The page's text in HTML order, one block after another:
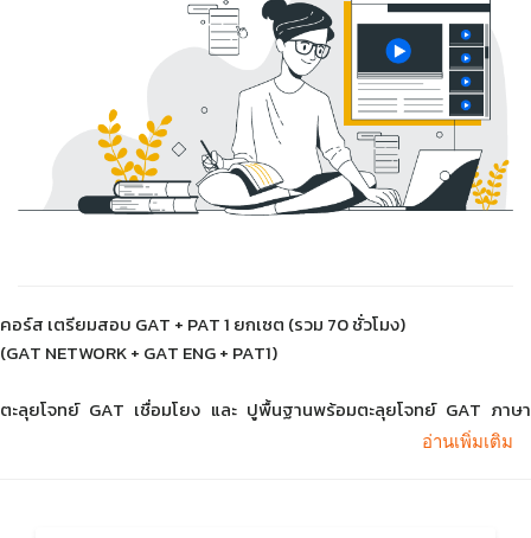
คอร์ส เตรียมสอบ GAT + PAT 1 ยกเซต (รวม 70 ชั่วโมง)
(GAT NETWORK + GAT ENG + PAT1)
ตะลุยโจทย์ GAT เชื่อมโยง และ ปูพื้นฐานพร้อมตะลุยโจทย์ GAT ภาษา
อ่านเพิ่มเติม